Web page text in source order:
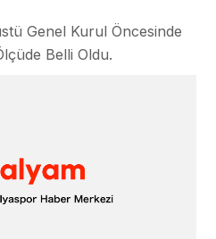
Genel Kurul Öncesinde
Belli Oldu.